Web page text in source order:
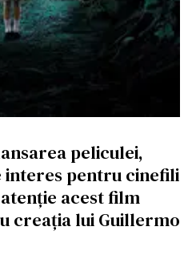
peliculei,
interes pentru cinefili
acest film
creația lui Guillermo